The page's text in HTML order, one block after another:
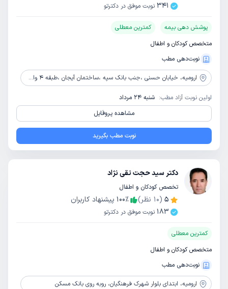
341 نوبت موفق در دکترتو
پوشش دهی بیمه
کمترین معطلی
متخصص کودکان و اطفال
نوبت‌دهی مطب
ارومیه، خیابان حسنی ،جنب بانک سپه ،ساختمان آیجان ،طبقه 4 واحد 6
اولین نوبت آزاد مطب: شنبه 24 مرداد
مشاهده پروفایل
نوبت مطب بگیرید
دکتر سید حجت تقی نژاد
تخصص کودکان و اطفال
5
(
10 نظر) 100٪
پیشنهاد کاربران
183 نوبت موفق در دکترتو
کمترین معطلی
متخصص کودکان و اطفال
نوبت‌دهی مطب
ارومیه، ابتدای بلوار شهرک فرهنگیان، روبه روی‌ بانک مسکن